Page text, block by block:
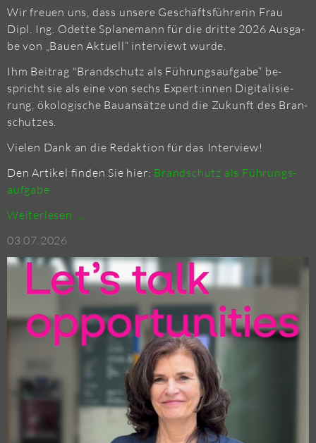
Wir freu­en uns, dass un­se­re Ge­schäfts­füh­re­rin Frau
Dipl. Ing. Odet­te Spl­a­ne­mann für die drit­te 2026 Aus­ga­
be von „Bauen Ak­tu­ell“ in­ter­viewt wurde.
Ihm Bei­trag "Brand­schutz als Füh­rungs­auf­ga­be“ be­
spricht sie als eine von sechs Ex­pert:innen Di­gi­ta­li­sie­
rung, öko­lo­gi­sche Bau­an­sät­ze und die Zu­kunft des Bran­
schut­zes.
Vie­len Dank an die Re­dak­ti­on für das In­ter­view!
Den Ar­ti­kel fin­den Sie hier: Brand­schutz als Füh­rungs­
auf­ga­be
Wei­ter­le­sen …
FÜH­
RUNGS­
AUF­
GA­
BE
03.07.2026